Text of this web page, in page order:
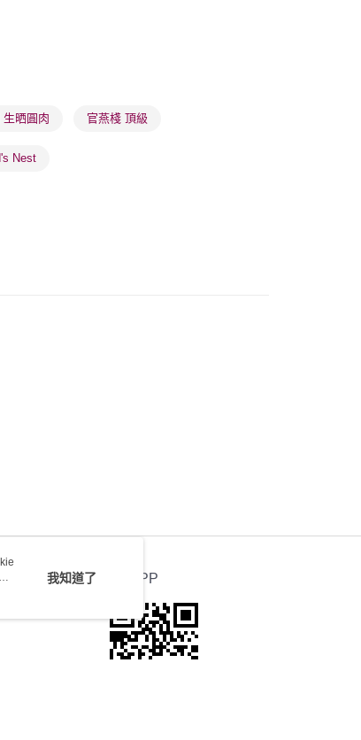
可選門市。確認發貨後2-5個工作天到店，3天內
生晒圓肉 官燕棧 頂級
Nest
官方APP
我知道了